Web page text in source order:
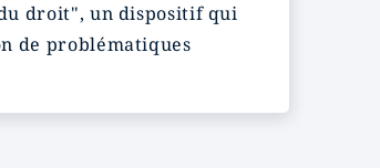
droit", un dispositif qui
de problématiques